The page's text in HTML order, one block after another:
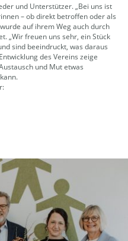
und Unterstützer. „Bei uns ist
– ob direkt betroffen oder als
auf ihrem Weg auch durch
„Wir freuen uns sehr, ein Stück
sind beeindruckt, was daraus
des Vereins zeige
und Mut etwas